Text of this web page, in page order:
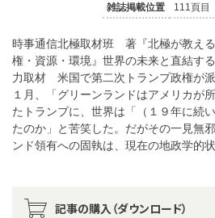
雑誌掲載位置
111頁目
時事通信北極取材班 著『北極が教え
権・資源・環境』世界の未来と直結す
力取材 米国で第二次トランプ政権が
１月、「グリーンランドはアメリカが
たトランプに、世界は「（１９年に続
たのか」と苦笑した。だがその一見無
ンド領有への固執は、現在の地政学的
記事の購入（ダウンロード）